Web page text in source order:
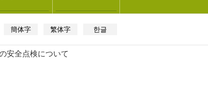
簡体字 繁体字 한글
安全点検について